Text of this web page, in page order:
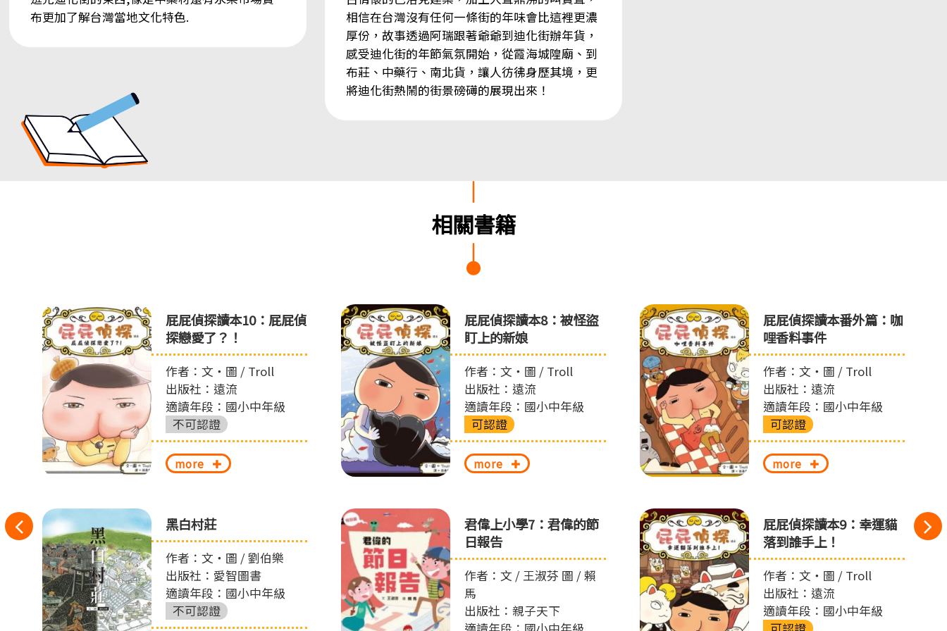
布更加了解台灣當地文化特色.
相信在台灣沒有任何一條街的年味會比這裡更濃
厚份，故事透過阿瑞跟著爺爺到迪化街辦年貨，
感受迪化街的年節氣氛開始，從霞海城隍廟、到
布莊、中藥行、南北貨，讓人彷彿身歷其境，更
將迪化街熱鬧的街景磅礡的展現出來！
相關書籍
往
左
切
換
屁屁偵探讀本10：屁屁偵
探戀愛了？！
作者：文‧圖 / Troll
出版社：遠流
適讀年段：國小中年級
不可認證
more
黑白村莊
作者：文‧圖 / 劉伯樂
出版社：愛智圖書
適讀年段：國小中年級
不可認證
屁屁偵探讀本8：被怪盜
盯上的新娘
作者：文‧圖 / Troll
出版社：遠流
適讀年段：國小中年級
可認證
more
君偉上小學7：君偉的節
日報告
作者：文 / 王淑芬 圖 / 賴
馬
出版社：親子天下
屁屁偵探讀本番外篇：咖
哩香料事件
作者：文‧圖 / Troll
出版社：遠流
適讀年段：國小中年級
可認證
more
屁屁偵探讀本9：幸運貓
落到誰手上！
作者：文‧圖 / Troll
出版社：遠流
適讀年段：國小中年級